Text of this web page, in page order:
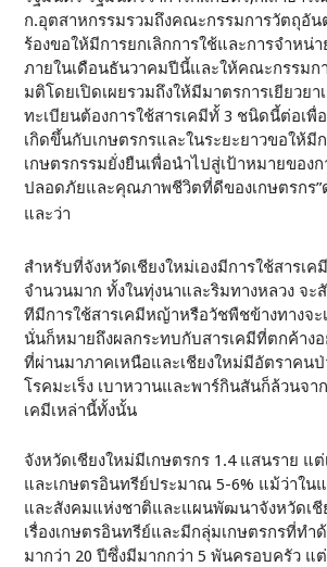
ก.อุตสาหกรรมรวมถึงคณะกรรมการวัตถุอัน
ร้องขอให้มีการยกเลิกการใช้และการจำหน่
ภายในเดือนธันวาคมปีนี้และให้คณะกรรมก
มติโดยเปิดเผยรวมถึงให้มีมาตรการเยียวยา
ทะเบียนต้องการใช้สารเคมีทั้ 3 ชนิดนี้ต่อเพื่
เกิดขึ้นกับเกษตรกรและในระยะยาวขอให้มีก
เกษตรกรรมยั่งยืนเพื่อนำไปสู่เป้าหมายของ
ปลอดภัยและคุณภาพชีวิตที่ดีของเกษตรกร”
และว่า
สำหรับที่จังหวัดเชียงใหม่เองมีการใช้สารเ
จำนวนมาก ทั้งในทุ่งนาและริมทางหลวง จะสั
ทีมีการใช้สารเคมีหญ้าหรือวัชพืชข้างทางจะ
นั่นก็หมายถึงผลกระทบกับสารเคมีที่ตกค้าง
ที่ผ่านมาภาคเหนือและเชียงใหม่มีอัตราคน
โรคมะเร็ง เบาหวานและพาร์กินสันก็ล้วนจา
เคมีเหล่านี้ทั้งนั้น
จังหวัดเชียงใหม่มีเกษตรกร 1.4 แสนราย แต่
และเกษตรอินทรีย์ประมาณ 5-6% แม้ว่าใน
และสังคมแห่งชาติและแผนพัฒนาจังหวัดเชี
เรื่องเกษตรอินทรีย์และมีกลุ่มเกษตรกรที่ทำ
มากว่า 20 ปีซึ่งมีมากกว่า 5 พันครอบครัว แ